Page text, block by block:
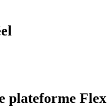
plateforme Flex